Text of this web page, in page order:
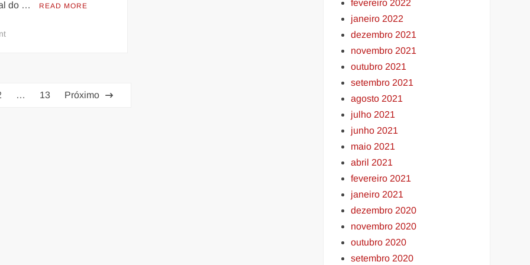
do …
READ MORE
on
MIX
… 13 Próximo
fevereiro 2022
janeiro 2022
dezembro 2021
novembro 2021
outubro 2021
setembro 2021
agosto 2021
julho 2021
junho 2021
maio 2021
abril 2021
fevereiro 2021
janeiro 2021
dezembro 2020
novembro 2020
outubro 2020
setembro 2020